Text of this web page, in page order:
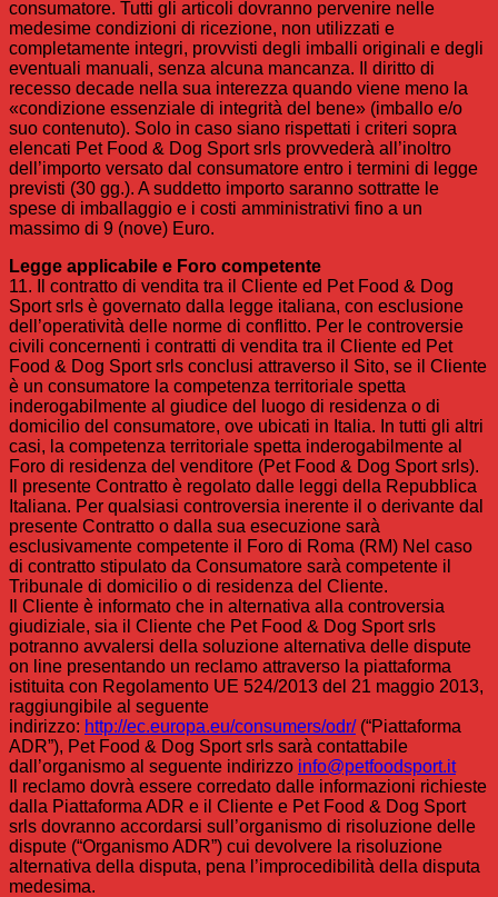
consumatore. Tutti gli articoli dovranno pervenire nelle
medesime condizioni di ricezione, non utilizzati e
completamente integri, provvisti degli imballi originali e degli
eventuali manuali, senza alcuna mancanza. Il diritto di
recesso decade nella sua interezza quando viene meno la
«condizione essenziale di integrità del bene» (imballo e/o
suo contenuto). Solo in caso siano rispettati i criteri sopra
elencati Pet Food & Dog Sport srls provvederà all’inoltro
dell’importo versato dal consumatore entro i termini di legge
previsti (30 gg.). A suddetto importo saranno sottratte le
spese di imballaggio e i costi amministrativi fino a un
massimo di 9 (nove) Euro.
Legge applicabile e Foro competente
11. Il contratto di vendita tra il Cliente ed Pet Food & Dog
Sport srls è governato dalla legge italiana, con esclusione
dell’operatività delle norme di conflitto. Per le controversie
civili concernenti i contratti di vendita tra il Cliente ed Pet
Food & Dog Sport srls conclusi attraverso il Sito, se il Cliente
è un consumatore la competenza territoriale spetta
inderogabilmente al giudice del luogo di residenza o di
domicilio del consumatore, ove ubicati in Italia. In tutti gli altri
casi, la competenza territoriale spetta inderogabilmente al
Foro di residenza del venditore (Pet Food & Dog Sport srls).
Il presente Contratto è regolato dalle leggi della Repubblica
Italiana. Per qualsiasi controversia inerente il o derivante dal
presente Contratto o dalla sua esecuzione sarà
esclusivamente competente il Foro di Roma (RM) Nel caso
di contratto stipulato da Consumatore sarà competente il
Tribunale di domicilio o di residenza del Cliente.
Il Cliente è informato che in alternativa alla controversia
giudiziale, sia il Cliente che Pet Food & Dog Sport srls
potranno avvalersi della soluzione alternativa delle dispute
on line presentando un reclamo attraverso la piattaforma
istituita con Regolamento UE 524/2013 del 21 maggio 2013,
raggiungibile al seguente
indirizzo: http://ec.europa.eu/consumers/odr/(“Piattaforma
ADR”), Pet Food & Dog Sport srls sarà contattabile
dall’organismo al seguente indirizzo info@petfoodsport.it
Il reclamo dovrà essere corredato dalle informazioni richieste
dalla Piattaforma ADR e il Cliente e Pet Food & Dog Sport
srls dovranno accordarsi sull’organismo di risoluzione delle
dispute (“Organismo ADR”) cui devolvere la risoluzione
alternativa della disputa, pena l’improcedibilità della disputa
medesima.